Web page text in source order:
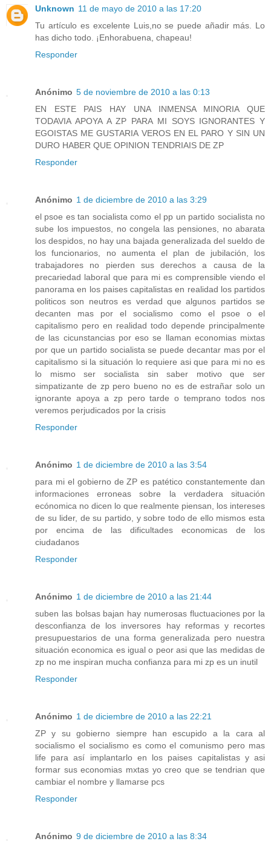
Unknown 11 de mayo de 2010 a las 17:20
Tu artículo es excelente Luis,no se puede añadir más. Lo
has dicho todo. ¡Enhorabuena, chapeau!
Responder
Anónimo 5 de noviembre de 2010 a las 0:13
EN ESTE PAIS HAY UNA INMENSA MINORIA QUE
TODAVIA APOYA A ZP PARA MI SOYS IGNORANTES Y
EGOISTAS ME GUSTARIA VEROS EN EL PARO Y SIN UN
DURO HABER QUE OPINION TENDRIAIS DE ZP
Responder
Anónimo 1 de diciembre de 2010 a las 3:29
el psoe es tan socialista como el pp un partido socialista no
sube los impuestos, no congela las pensiones, no abarata
los despidos, no hay una bajada generalizada del sueldo de
los funcionarios, no aumenta el plan de jubilación, los
trabajadores no pierden sus derechos a causa de la
precariedad laboral que para mi es comprensible viendo el
panorama en los paises capitalistas en realidad los partidos
politicos son neutros es verdad que algunos partidos se
decanten mas por el socialismo como el psoe o el
capitalismo pero en realidad todo depende principalmente
de las cicunstancias por eso se llaman economias mixtas
por que un partido socialista se puede decantar mas por el
capitalismo si la situación lo requiere asi que para mi no es
lo mismo ser socialista sin saber motivo que ser
simpatizante de zp pero bueno no es de estrañar solo un
ignorante apoya a zp pero tarde o temprano todos nos
veremos perjudicados por la crisis
Responder
Anónimo 1 de diciembre de 2010 a las 3:54
para mi el gobierno de ZP es patético constantemente dan
informaciones erroneas sobre la verdadera situación
ecónomica no dicen lo que realmente piensan, los intereses
de su lider, de su partido, y sobre todo de ello mismos esta
por encima de las dificultades economicas de los
ciudadanos
Responder
Anónimo 1 de diciembre de 2010 a las 21:44
suben las bolsas bajan hay numerosas fluctuaciones por la
desconfianza de los inversores hay reformas y recortes
presupuestarios de una forma generalizada pero nuestra
situación economica es igual o peor asi que las medidas de
zp no me inspiran mucha confianza para mi zp es un inutil
Responder
Anónimo 1 de diciembre de 2010 a las 22:21
ZP y su gobierno siempre han escupido a la cara al
socialismo el socialismo es como el comunismo pero mas
life para así implantarlo en los paises capitalistas y asi
formar sus economias mxtas yo creo que se tendrian que
cambiar el nombre y llamarse pcs
Responder
Anónimo 9 de diciembre de 2010 a las 8:34